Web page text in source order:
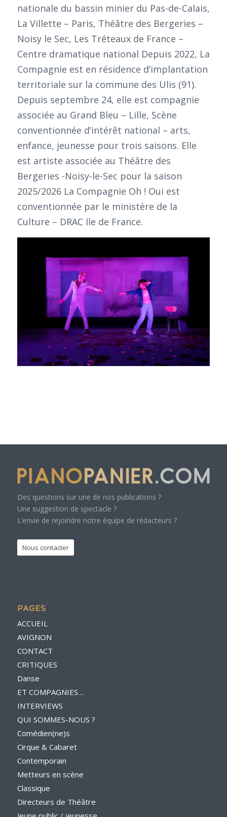
nationale du bassin minier du Pas-de-Calais,
La Villette – Paris, Théâtre des Bergeries –
Noisy le Sec, Les Tréteaux de France –
Centre dramatique national Depuis 2022, La
Compagnie est en résidence d’implantation
territoriale sur la commune des Ulis (91).
Depuis septembre 24, elle est compagnie
associée au Grand Bleu – Lille, Scène
conventionnée d’intérêt national – arts,
enfance, jeunesse pour trois saisons. Elle
est artiste associée au Théâtre des
Bergeries -Noisy-le-Sec pour la saison
2025/2026 La Compagnie Oh ! Oui est
conventionnée par le ministère de la
Culture – DRAC Ile de France.
Des questions sur une de nos publications ?
Une suggestion de spectacle ?
L’envie de rejoindre notre équipe de rédacteurs ?
Nous contacter
PAGES
ACCUEIL
AVIGNON
CONTACT
CRITIQUES
Danse
ET COMPAGNIES…
INTERVIEWS
QUI SOMMES-NOUS ?
Comédien(ne)s
Cirque & Cabaret
Contemporain
Metteurs en scène
Classique
Directeurs de Théâtre